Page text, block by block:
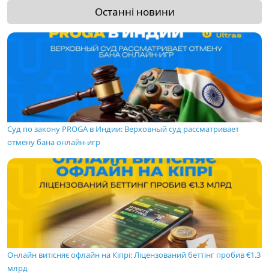
Останні новини
Суд по закону PROGA в Индии: Верховный суд рассматривает
отмену бана онлайн-игр
Онлайн витісняє офлайн на Кіпрі: Ліцензований беттінг пробив €1.3
млрд